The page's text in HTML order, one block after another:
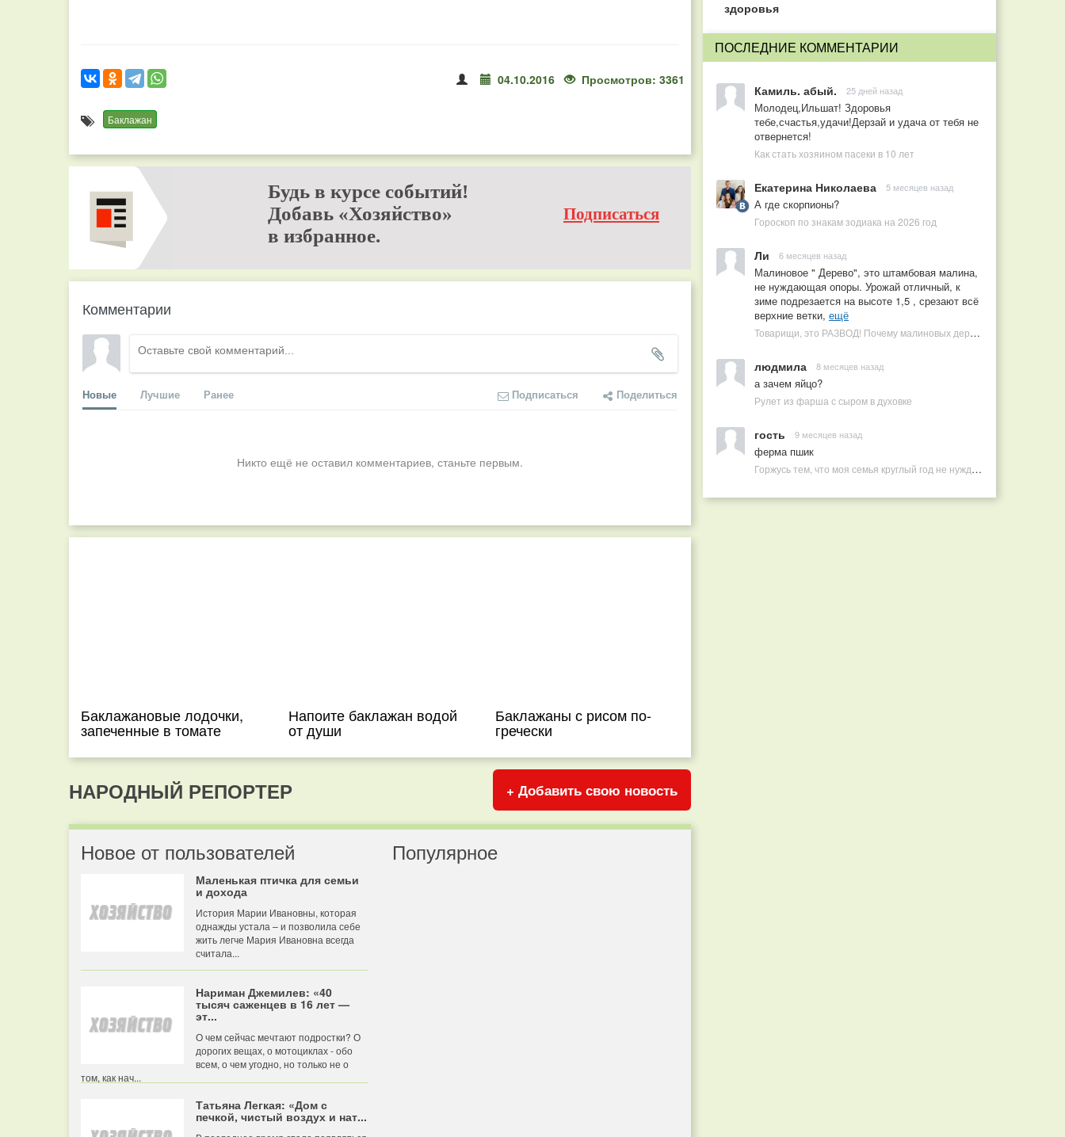
04.10.2016 Просмотров: 3361
Баклажан
Будь в курсе событий!
Добавь «Хозяйство»
в избранное.
Подписаться
Комментарии
Новые Лучшие Ранее Подписаться Поделиться
Никто ещё не оставил комментариев, станьте первым.
Баклажановые лодочки,
запеченные в томате
Напоите баклажан водой
от души
Баклажаны с рисом по-
гречески
НАРОДНЫЙ РЕПОРТЕР + Добавить свою новость
Новое от пользователей
Маленькая птичка для семьи
и дохода
История Марии Ивановны, которая
однажды устала – и позволила себе
жить легче Мария Ивановна всегда
считала...
Нариман Джемилев: «40
тысяч саженцев в 16 лет —
эт...
О чем сейчас мечтают подростки? О
дорогих вещах, о мотоциклах - обо
всем, о чем угодно, но только не о
том, как нач...
Татьяна Легкая: «Дом с
печкой, чистый воздух и нат...
Популярное
здоровья
ПОСЛЕДНИЕ КОММЕНТАРИИ
Камиль. абый. 25 дней назад
Молодец,Ильшат! Здоровья
тебе,счастья,удачи!Дерзай и удача от тебя не
отвернется!
Как стать хозяином пасеки в 10 лет
Екатерина Николаева 5 месяцев назад
А где скорпионы?
Гороскоп по знакам зодиака на 2026 год
Ли 6 месяцев назад
Малиновое " Дерево", это штамбовая малина,
не нуждающая опоры. Урожай отличный, к
зиме подрезается на высоте 1,5 , срезают всё
верхние ветки, ещё
Товарищи, это РАЗВОД! Почему малиновых деревьев не бывает, или Как ушлые продавцы наживаются на мечтах садоводов
людмила 8 месяцев назад
а зачем яйцо?
Рулет из фарша с сыром в духовке
гость 9 месяцев назад
ферма пшик
Горжусь тем, что моя семья круглый год не нуждается в покупных витаминах